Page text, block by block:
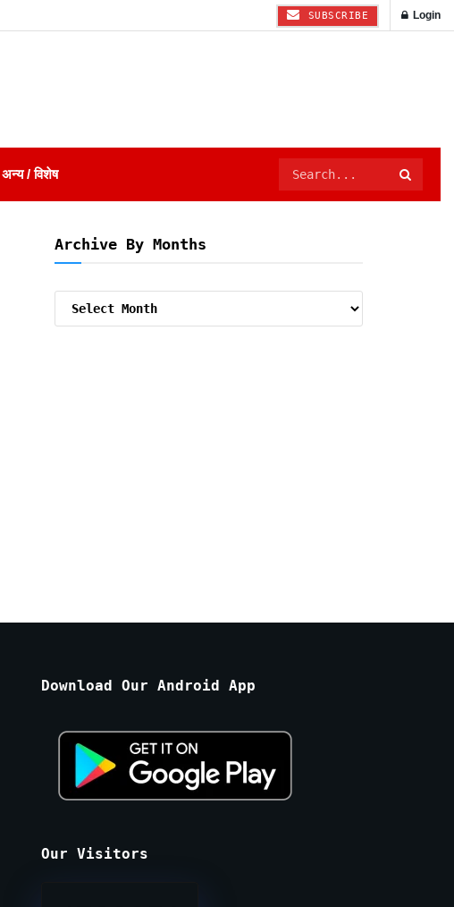
SUBSCRIBE Login
अन्य / विशेष
Archive By Months
Download Our Android App
Our Visitors